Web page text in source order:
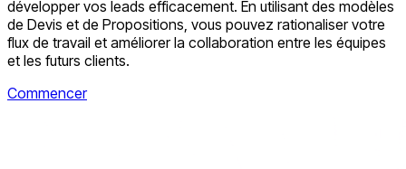
développer vos leads efficacement. En utilisant des modèles
de Devis et de Propositions, vous pouvez rationaliser votre
flux de travail et améliorer la collaboration entre les équipes
et les futurs clients.
Commencer